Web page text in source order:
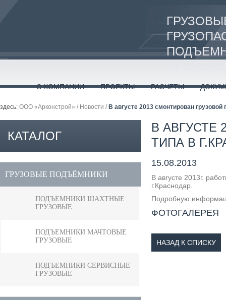
О КОМПАНИИ ПРОЕКТЫ РАСЧЕТЫ
здесь: ООО «Арконстрой» / Новости / В августе 2013 смонтирован
КАТАЛОГ
ПРОДУКЦИИ
ГРУЗОВЫЕ ПОДЪЁМНИКИ
ПОДЪЕМНИКИ ШАХТНЫЕ
ГРУЗОВЫЕ
ПОДЪЕМНИКИ МАЧТОВЫЕ
ГРУЗОВЫЕ
ПОДЪЕМНИКИ СЕРВИСНЫЕ
ГРУЗОВЫЕ
В АВГУСТЕ
ТИПА В
15.08.2013
В августе 2013г.
г.Краснодар.
Подробную
ФОТОГАЛЕРЕЯ
НАЗАД К СПИСКУ